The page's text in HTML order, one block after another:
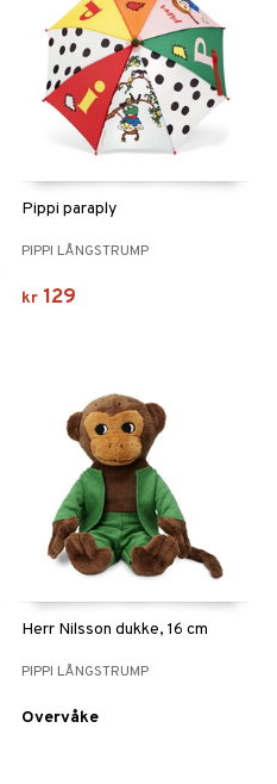
Pippi paraply
PIPPI LÅNGSTRUMP
kr 129
Herr Nilsson dukke, 16 cm
PIPPI LÅNGSTRUMP
Overvåke